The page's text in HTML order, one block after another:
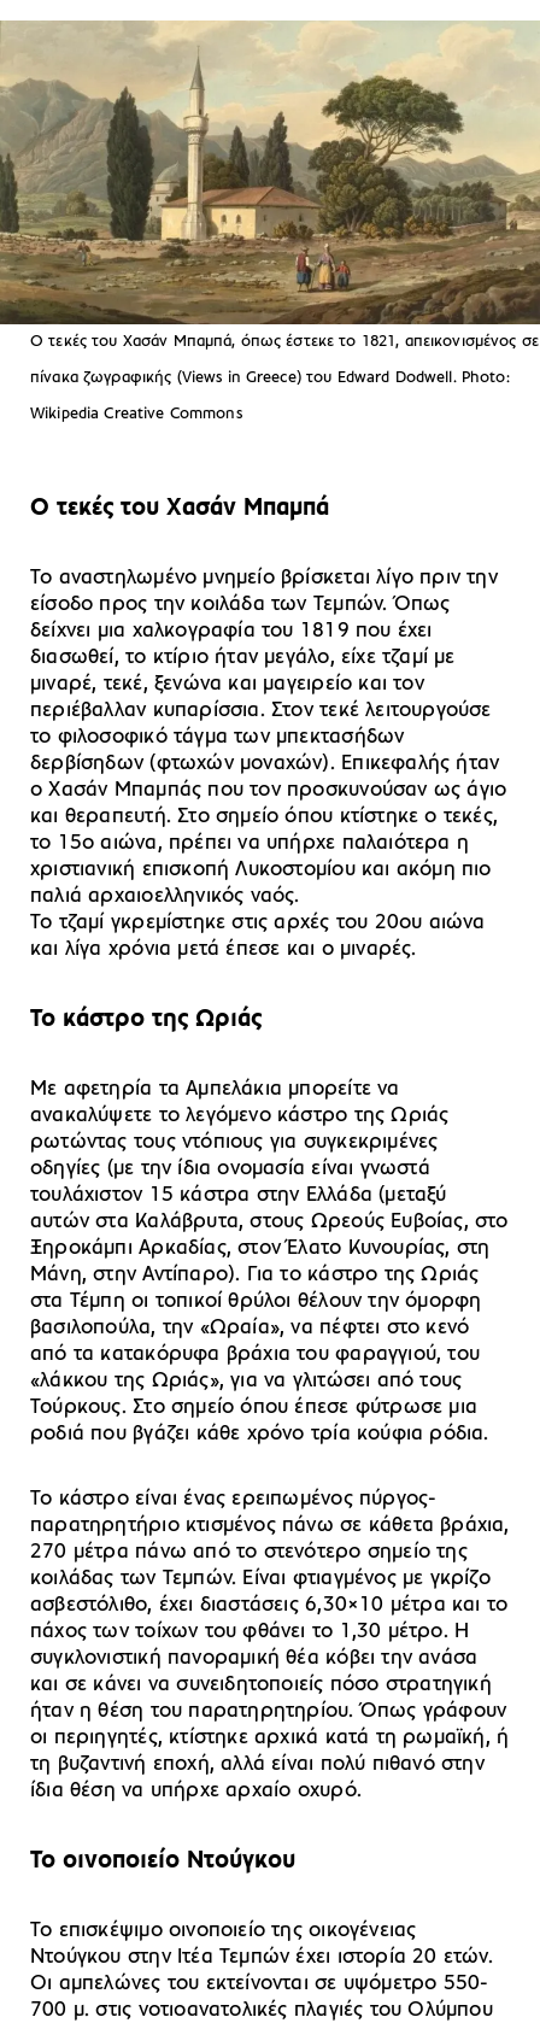
Ο τεκές του Χασάν Μπαμπά, όπως έστεκε το 1821, απεικονισμένος σε
πίνακα ζωγραφικής (Views in Greece) του Edward Dodwell. Photo:
Wikipedia Creative Commons
Ο τεκές του Χασάν Μπαμπά
Το αναστηλωμένο μνημείο βρίσκεται λίγο πριν την
είσοδο προς την κοιλάδα των Τεμπών. Όπως
δείχνει μια χαλκογραφία του 1819 που έχει
διασωθεί, το κτίριο ήταν μεγάλο, είχε τζαμί με
μιναρέ, τεκέ, ξενώνα και μαγειρείο και τον
περιέβαλλαν κυπαρίσσια. Στον τεκέ λειτουργούσε
το φιλοσοφικό τάγμα των μπεκτασήδων
δερβίσηδων (φτωχών μοναχών). Επικεφαλής ήταν
ο Χασάν Μπαμπάς που τον προσκυνούσαν ως άγιο
και θεραπευτή. Στο σημείο όπου κτίστηκε ο τεκές,
το 15ο αιώνα, πρέπει να υπήρχε παλαιότερα η
χριστιανική επισκοπή Λυκοστομίου και ακόμη πιο
παλιά αρχαιοελληνικός ναός.
Το τζαμί γκρεμίστηκε στις αρχές του 20ου αιώνα
και λίγα χρόνια μετά έπεσε και ο μιναρές.
Το κάστρο της Ωριάς
Με αφετηρία τα Αμπελάκια μπορείτε να
ανακαλύψετε το λεγόμενο κάστρο της Ωριάς
ρωτώντας τους ντόπιους για συγκεκριμένες
οδηγίες (με την ίδια ονομασία είναι γνωστά
τουλάχιστον 15 κάστρα στην Ελλάδα (μεταξύ
αυτών στα Καλάβρυτα, στους Ωρεούς Ευβοίας, στο
Ξηροκάμπι Αρκαδίας, στον Έλατο Κυνουρίας, στη
Μάνη, στην Αντίπαρο). Για το κάστρο της Ωριάς
στα Τέμπη οι τοπικοί θρύλοι θέλουν την όμορφη
βασιλοπούλα, την «Ωραία», να πέφτει στο κενό
από τα κατακόρυφα βράχια του φαραγγιού, του
«λάκκου της Ωριάς», για να γλιτώσει από τους
Τούρκους. Στο σημείο όπου έπεσε φύτρωσε μια
ροδιά που βγάζει κάθε χρόνο τρία κούφια ρόδια.
Το κάστρο είναι ένας ερειπωμένος πύργος-
παρατηρητήριο κτισμένος πάνω σε κάθετα βράχια,
270 μέτρα πάνω από το στενότερο σημείο της
κοιλάδας των Τεμπών. Είναι φτιαγμένος με γκρίζο
ασβεστόλιθο, έχει διαστάσεις 6,30×10 μέτρα και το
πάχος των τοίχων του φθάνει το 1,30 μέτρο. Η
συγκλονιστική πανοραμική θέα κόβει την ανάσα
και σε κάνει να συνειδητοποιείς πόσο στρατηγική
ήταν η θέση του παρατηρητηρίου. Όπως γράφουν
οι περιηγητές, κτίστηκε αρχικά κατά τη ρωμαϊκή, ή
τη βυζαντινή εποχή, αλλά είναι πολύ πιθανό στην
ίδια θέση να υπήρχε αρχαίο οχυρό.
Το οινοποιείο Ντούγκου
To επισκέψιμο οινοποιείο της οικογένειας
Ντούγκου στην Ιτέα Τεμπών έχει ιστορία 20 ετών.
Οι αμπελώνες του εκτείνονται σε υψόμετρο 550-
700 μ. στις νοτιοανατολικές πλαγιές του Ολύμπου